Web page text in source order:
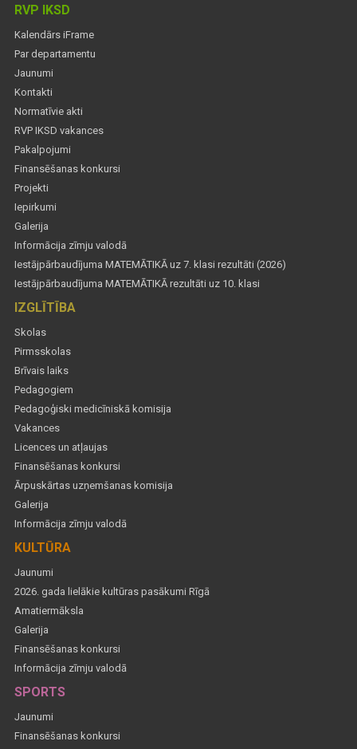
RVP IKSD
Kalendārs iFrame
Par departamentu
Jaunumi
Kontakti
Normatīvie akti
RVP IKSD vakances
Pakalpojumi
Finansēšanas konkursi
Projekti
Iepirkumi
Galerija
Informācija zīmju valodā
Iestājpārbaudījuma MATEMĀTIKĀ uz 7. klasi rezultāti (2026)
Iestājpārbaudījuma MATEMĀTIKĀ rezultāti uz 10. klasi
IZGLĪTĪBA
Skolas
Pirmsskolas
Brīvais laiks
Pedagogiem
Pedagoģiski medicīniskā komisija
Vakances
Licences un atļaujas
Finansēšanas konkursi
Ārpuskārtas uzņemšanas komisija
Galerija
Informācija zīmju valodā
KULTŪRA
Jaunumi
2026. gada lielākie kultūras pasākumi Rīgā
Amatiermāksla
Galerija
Finansēšanas konkursi
Informācija zīmju valodā
SPORTS
Jaunumi
Finansēšanas konkursi